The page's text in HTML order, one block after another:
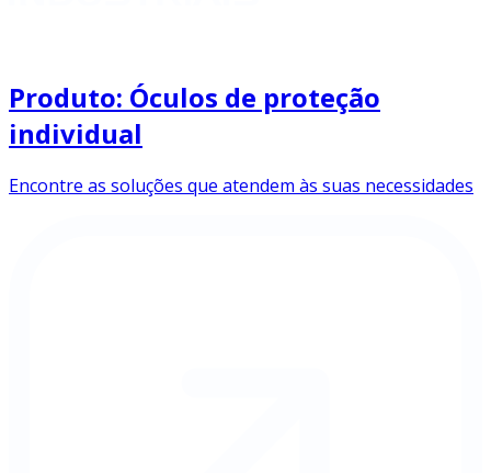
Produto: Óculos de proteção
individual
Encontre as soluções que atendem às suas necessidades